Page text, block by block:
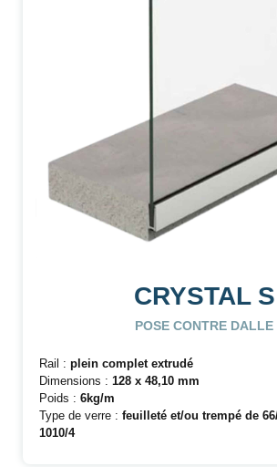
CRYSTAL S
POSE CONTRE DALLE
Rail : plein complet extrudé
Dimensions : 128 x 48,10 mm
Poids : 6kg/m
Type de verre : feuilleté et/ou trempé de
1010/4